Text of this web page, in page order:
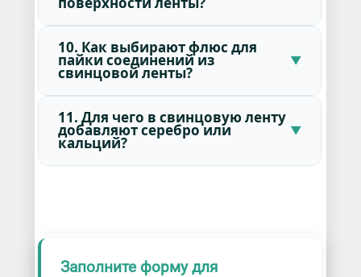
10. Как выбирают флюс для
пайки соединений из
свинцовой ленты?
11. Для чего в свинцовую ленту
добавляют серебро или
кальций?
Заполните форму для